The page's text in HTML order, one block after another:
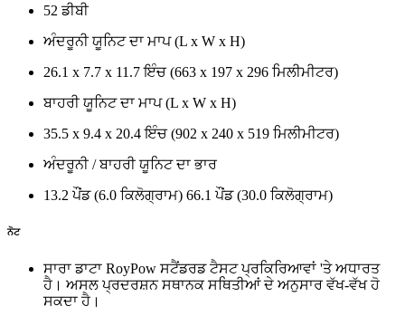
52 ਡੀਬੀ
ਅੰਦਰੂਨੀ ਯੂਨਿਟ ਦਾ ਮਾਪ (L x W x H)
26.1 x 7.7 x 11.7 ਇੰਚ (663 x 197 x 296 ਮਿਲੀਮੀਟਰ)
ਬਾਹਰੀ ਯੂਨਿਟ ਦਾ ਮਾਪ (L x W x H)
35.5 x 9.4 x 20.4 ਇੰਚ (902 x 240 x 519 ਮਿਲੀਮੀਟਰ)
ਅੰਦਰੂਨੀ / ਬਾਹਰੀ ਯੂਨਿਟ ਦਾ ਭਾਰ
13.2 ਪੌਂਡ (6.0 ਕਿਲੋਗ੍ਰਾਮ) 66.1 ਪੌਂਡ (30.0 ਕਿਲੋਗ੍ਰਾਮ)
ਨੋਟ
ਸਾਰਾ ਡਾਟਾ RoyPow ਸਟੈਂਡਰਡ ਟੈਸਟ ਪ੍ਰਕਿਰਿਆਵਾਂ 'ਤੇ ਅਧਾਰਤ
ਹੈ। ਅਸਲ ਪ੍ਰਦਰਸ਼ਨ ਸਥਾਨਕ ਸਥਿਤੀਆਂ ਦੇ ਅਨੁਸਾਰ ਵੱਖ-ਵੱਖ ਹੋ
ਸਕਦਾ ਹੈ।